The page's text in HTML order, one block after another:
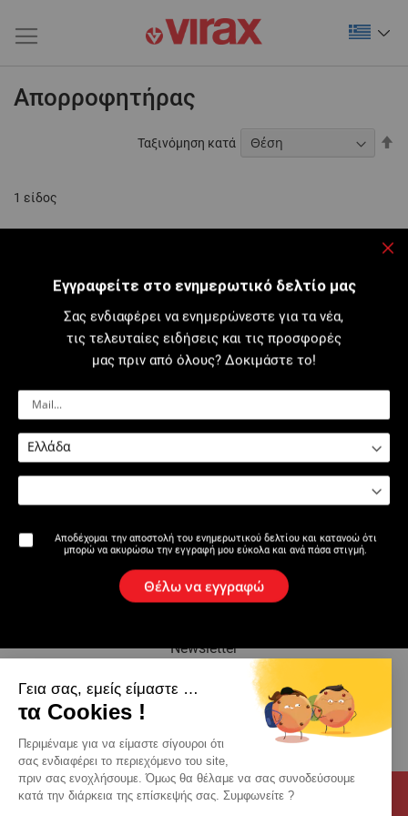
Απορροφητήρας
1 είδος
Ταξινόμηση κατά
Η επωνυμία
Ειδήσεις
Newsletter
Κατάλογος
Eπαφη
Εγγραφείτε στο ενημερωτικό δελτίο μας
Σας ενδιαφέρει να ενημερώνεστε για τα νέα,
τις τελευταίες ειδήσεις και τις προσφορές
μας πριν από όλους? Δοκιμάστε το!
Αποδέχομαι την αποστολή του ενημερωτικού δελτίου και κατανοώ ότι
μπορώ να ακυρώσω την εγγραφή μου εύκολα και ανά πάσα στιγμή.
Θέλω να εγγραφώ
Γεια σας, εμείς είμαστε …
τα Cookies !
Περιμέναμε για να είμαστε σίγουροι ότι
σας ενδιαφέρει το περιεχόμενο του site,
πριν σας ενοχλήσουμε. Όμως θα θέλαμε να σας συνοδεύσουμε
κατά την διάρκεια της επίσκεψής σας. Συμφωνείτε ?